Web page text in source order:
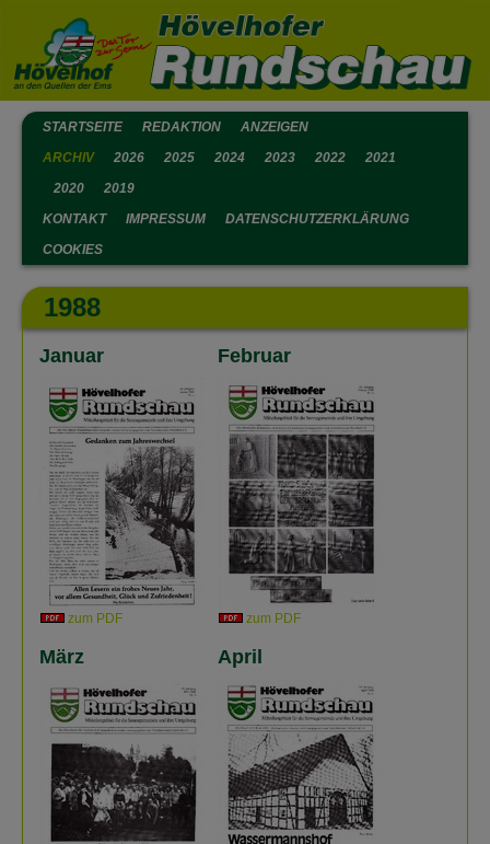
STARTSEITE REDAKTION
ANZEIGEN
ARCHIV
2026 2025 2024 2023 2022
2021
2020
2019
KONTAKT
IMPRESSUM
DATENSCHUTZERKLÄRUNG
COOKIES
1988
Januar
zum PDF
Februar
zum PDF
März April